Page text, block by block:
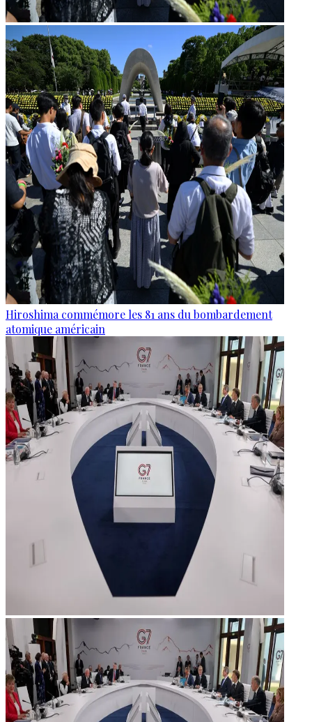
Hiroshima commémore les 81 ans du bombardement
atomique américain